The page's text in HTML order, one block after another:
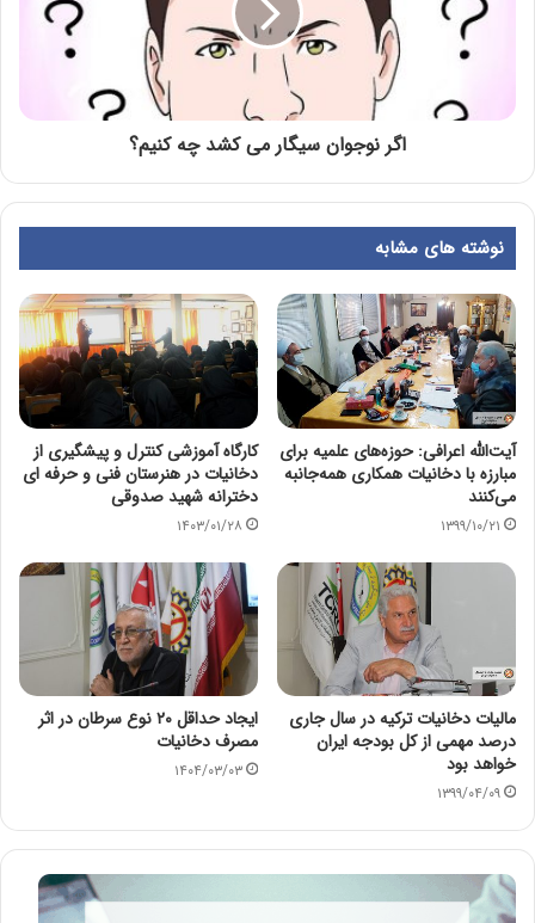
اگر نوجوان سیگار می کشد چه کنیم؟
نوشته های مشابه
آیت‌الله اعرافی: حوزه‌های علمیه برای
مبارزه با دخانیات همکاری همه‌جانبه
می‌کنند
۱۳۹۹/۱۰/۲۱
کارگاه آموزشی کنترل و پیشگیری از
دخانیات در هنرستان فنی و حرفه ای
دخترانه شهید صدوقی
۱۴۰۳/۰۱/۲۸
مالیات دخانیات ترکیه در سال جاری
درصد مهمی از کل بودجه ایران
خواهد بود
۱۳۹۹/۰۴/۰۹
ایجاد حداقل ۲۰ نوع سرطان در اثر
مصرف دخانیات
۱۴۰۴/۰۳/۰۳